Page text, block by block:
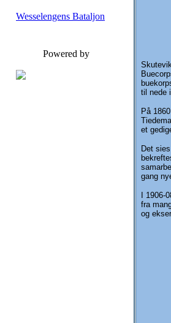
Wesselengens Bataljon
Powered by
til nede
På
et
Det
gang
I
fra
og